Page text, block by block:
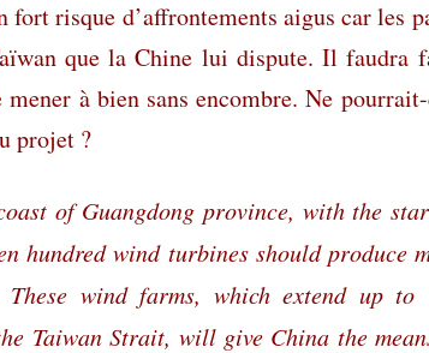
risque d’affrontements aigus car les
que la Chine lui dispute. Il faudra
à bien sans encombre. Ne
projet ?
of Guangdong province, with the
hundred wind turbines should produce
wind farms, which extend up to
Taiwan Strait, will give China the